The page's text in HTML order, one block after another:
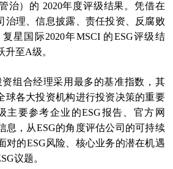
治）的 2020年度评级结果。凭借在
治理、信息披露、责任投资、反腐败
星国际2020年MSCI 的ESG评级结
升至A级。
组合经理采用最多的基准指数，其
球各大投资机构进行投资决策的重要
主要参考企业的ESG报告、官方网
息，从ESG的角度评估公司的可持续
对的ESG风险、核心业务的潜在机遇
议题。